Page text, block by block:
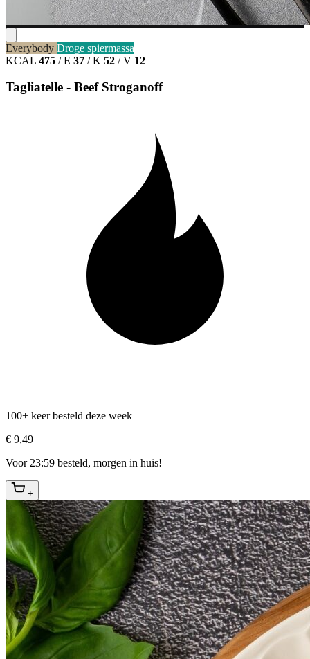
Everybody Droge spiermassa
KCAL 475 / E 37 / K 52 / V 12
Tagliatelle - Beef Stroganoff
100+ keer besteld deze week
€ 9,49
Voor 23:59 besteld, morgen in huis!
+